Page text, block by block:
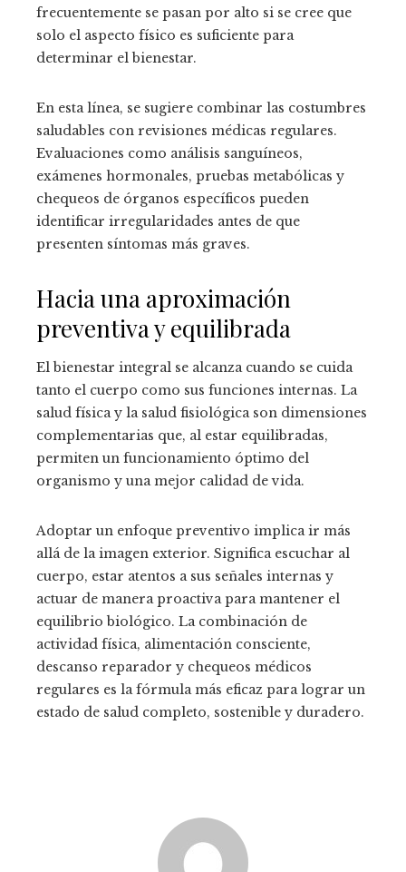
frecuentemente se pasan por alto si se cree que
solo el aspecto físico es suficiente para
determinar el bienestar.
En esta línea, se sugiere combinar las costumbres
saludables con revisiones médicas regulares.
Evaluaciones como análisis sanguíneos,
exámenes hormonales, pruebas metabólicas y
chequeos de órganos específicos pueden
identificar irregularidades antes de que
presenten síntomas más graves.
Hacia una aproximación
preventiva y equilibrada
El bienestar integral se alcanza cuando se cuida
tanto el cuerpo como sus funciones internas. La
salud física y la salud fisiológica son dimensiones
complementarias que, al estar equilibradas,
permiten un funcionamiento óptimo del
organismo y una mejor calidad de vida.
Adoptar un enfoque preventivo implica ir más
allá de la imagen exterior. Significa escuchar al
cuerpo, estar atentos a sus señales internas y
actuar de manera proactiva para mantener el
equilibrio biológico. La combinación de
actividad física, alimentación consciente,
descanso reparador y chequeos médicos
regulares es la fórmula más eficaz para lograr un
estado de salud completo, sostenible y duradero.